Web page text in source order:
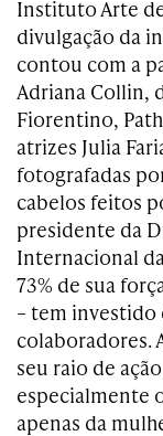
Instituto Arte
divulgação da
contou com a
Adriana Collin,
Fiorentino,
atrizes Julia
fotografadas
cabelos feitos
presidente da
Internacional
73% de sua
– tem investido
colaboradores.
seu raio de
especialmente
apenas da